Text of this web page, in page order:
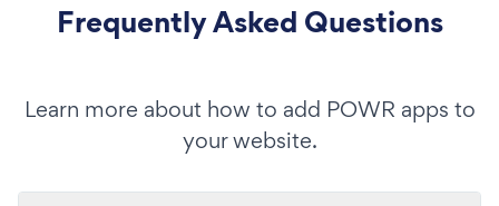
Frequently Asked Questions
Learn more about how to add POWR apps to
your website.